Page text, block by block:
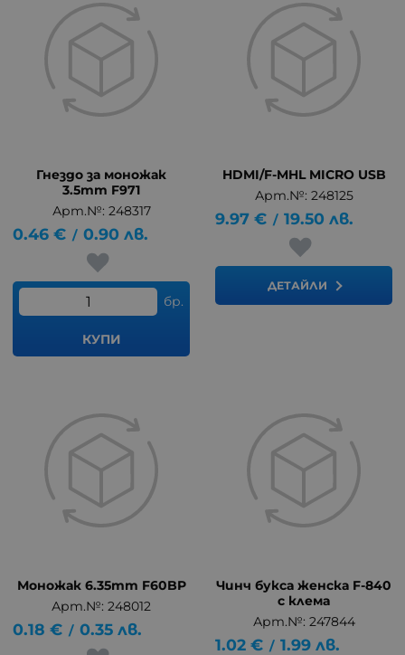
Гнездо за моножак
3.5mm F971
Арт.№: 248317
0.46 € / 0.90 лв.
бр.
КУПИ
HDMI/F-MHL MICRO USB
Арт.№: 248125
9.97 € / 19.50 лв.
ДЕТАЙЛИ
Моножак 6.35mm F60BP
Арт.№: 248012
0.18 € / 0.35 лв.
Чинч букса женска F-840
с клема
Арт.№: 247844
1.02 € / 1.99 лв.